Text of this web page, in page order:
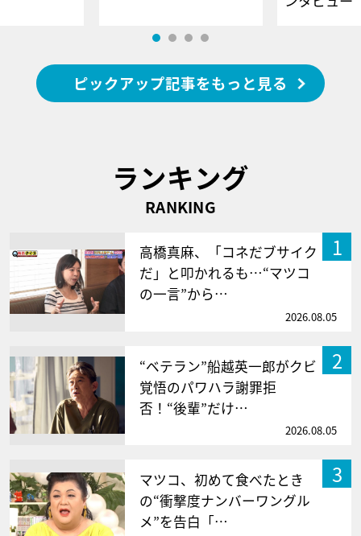
ピックアップ記事をもっと見る
ランキング
RANKING
1
高橋真麻、「コネだブサイク
だ」と叩かれるも…“マツコ
の一言”から…
2026.08.05
2
“ベテラン”船越英一郎がクビ
覚悟のパワハラ謝罪拒
否！“後輩”だけ…
2026.08.05
3
マツコ、初めて食べたとき
の“衝撃度ナンバーワングル
メ”を告白「…